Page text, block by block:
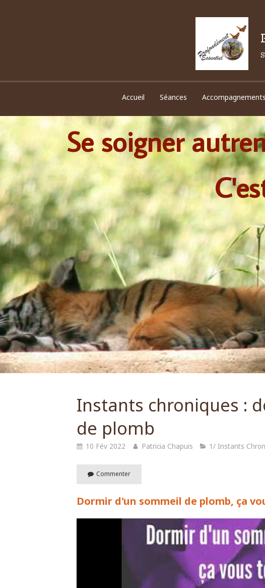
Accueil Séances Accompagnements
Se soigner
Instants chroniques :
de plomb
10 Fév 2022 Patricia Chapuis 1/ Instants
Commenter
Dormir d'un sommeil de plomb, ça